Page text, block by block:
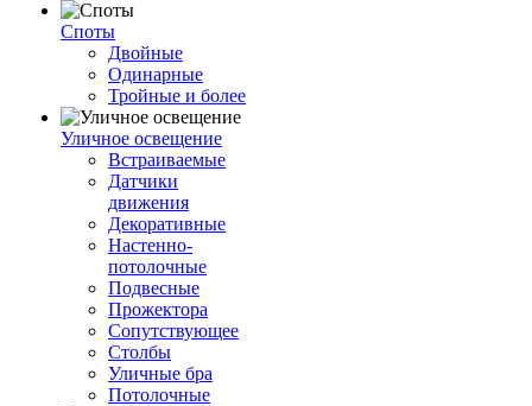
Споты
Двойные
Одинарные
Тройные и более
Уличное освещение
Встраиваемые
Датчики
движения
Декоративные
Настенно-
потолочные
Подвесные
Прожектора
Сопутствующее
Столбы
Уличные бра
Потолочные